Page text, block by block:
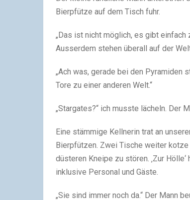
Bierpfütze auf dem Tisch fuhr.
„Das ist nicht möglich, es gibt
Ausserdem stehen überall auf der
„Ach was, gerade bei den Pyramiden
Tore zu einer anderen Welt.“
„Stargates?“ ich musste lächeln. Der
Eine stämmige Kellnerin trat an
Bierpfützen. Zwei Tische weiter
düsteren Kneipe zu stören. ‚Zur
inklusive Personal und Gäste.
„Sie sind immer noch da.“ Der Mann